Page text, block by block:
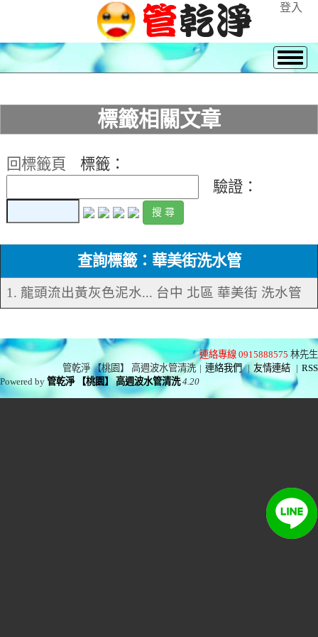
登入
標籤相關文章
回標籤頁
標籤：
驗證：
查詢標籤：華美街洗水管
1. 龍頭流出黃灰色泥水... 台中 北區 華美街 洗水管
連絡專線 0915888575 林先生
管乾淨 【桃園】 高週波水管清洗 | 連絡我們 | 友情連結 | RSS
Powered by管乾淨 【桃園】 高週波水管清洗 4.20